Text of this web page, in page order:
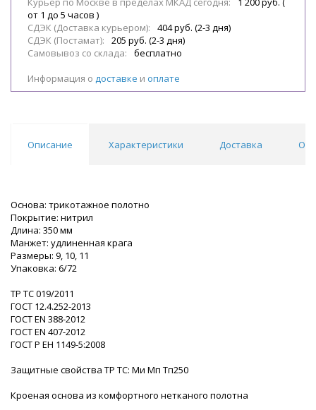
от 1 до 5 часов )
СДЭК (Доставка курьером):
404 руб. (2-3 дня)
СДЭК (Постамат):
205 руб. (2-3 дня)
Самовывоз со склада:
бесплатно
Информация о доставке и оплате
Описание Характеристики Доставка
Основа: трикотажное полотно
Покрытие: нитрил
Длина: 350 мм
Манжет: удлиненная крага
Размеры: 9, 10, 11
Упаковка: 6/72
ТР ТС 019/2011
ГОСТ 12.4.252-2013
ГОСТ ЕN 388-2012
ГОСТ ЕN 407-2012
ГОСТ Р ЕН 1149-5:2008
Защитные свойства ТР ТС: Ми Мп Тп250
Кроеная основа из комфортного нетканого полотна